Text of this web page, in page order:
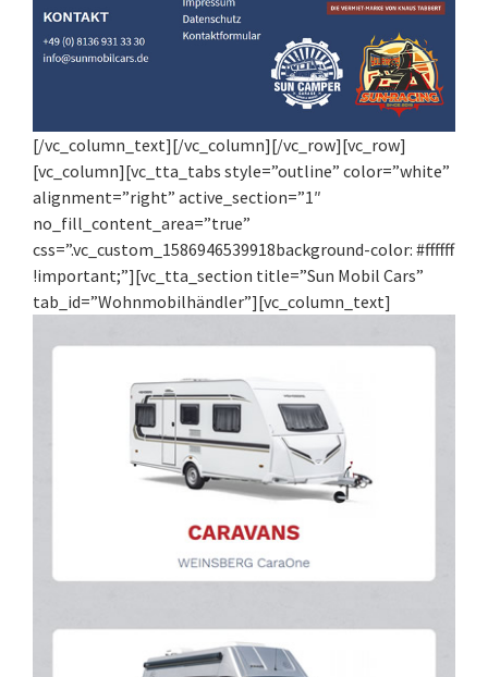
[/vc_column_text][/vc_column][/vc_row][vc_row]
[vc_column][vc_tta_tabs style=”outline” color=”white”
alignment=”right” active_section=”1″
no_fill_content_area=”true”
css=”.vc_custom_1586946539918background-color: #ffffff
!important;”][vc_tta_section title=”Sun Mobil Cars”
tab_id=”Wohnmobilhändler”][vc_column_text]